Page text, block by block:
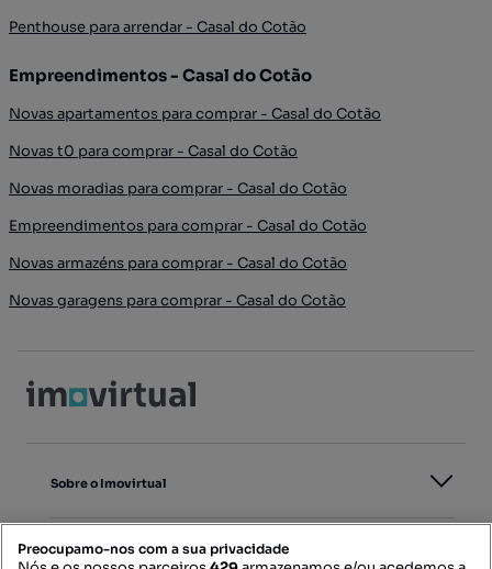
Penthouse para arrendar - Casal do Cotão
Empreendimentos - Casal do Cotão
Novas apartamentos para comprar - Casal do Cotão
Novas t0 para comprar - Casal do Cotão
Novas moradias para comprar - Casal do Cotão
Empreendimentos para comprar - Casal do Cotão
Novas armazéns para comprar - Casal do Cotão
Novas garagens para comprar - Casal do Cotão
Sobre o Imovirtual
Para Profissionais
Preocupamo-nos com a sua privacidade